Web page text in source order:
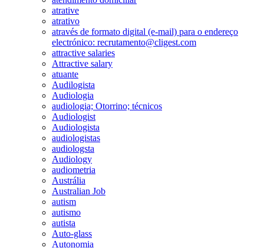
atrative
atrativo
através de formato digital (e-mail) para o endereço
electrónico: recrutamento@cligest.com
attractive salaries
Attractive salary
atuante
Audilogista
Audiologia
audiologia; Otorrino; técnicos
Audiologist
Audiologista
audiologistas
audiologsta
Audiology
audiometria
Austrália
Australian Job
autism
autismo
autista
Auto-glass
Autonomia